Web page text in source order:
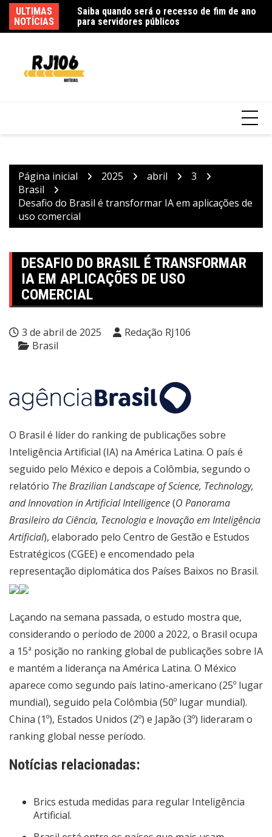
para
o
ULTIMAS
NOTÍCIAS
em SP após
Saiba quando será o recesso de fim de ano
para servidores públicos
Página inicial 2025 abril
3
Brasil
Desafio do Brasil é transformar IA em aplicações de
uso comercial
DESAFIO DO BRASIL É TRANSFORMAR
IA EM APLICAÇÕES DE USO
COMERCIAL
3 de abril de 2025
Redação RJ106
Brasil
O Brasil é líder do ranking de publicações sobre
Inteligência Artificial (IA) na América Latina. O país é
seguido pelo México e depois a Colômbia, segundo o
relatório The Brazilian Landscape of Science, Technology,
and Innovation in Artificial Intelligence(O Panorama
Brasileiro da Ciência, Tecnologia e Inovação em Inteligência
Artificial), elaborado pelo Centro de Gestão e Estudos
Estratégicos (CGEE) e encomendado pela
representação diplomática dos Países Baixos no Brasil.
Laçando na semana passada, o estudo mostra que,
considerando o período de 2000 a 2022, o Brasil ocupa
a 15ª posição no ranking global de publicações sobre IA
e mantém a liderança na América Latina. O México
aparece como segundo país latino-americano (25º lugar
mundial), seguido pela Colômbia (50º lugar mundial).
China (1º), Estados Unidos (2º) e Japão (3º) lideraram o
ranking global nesse período.
Notícias relacionadas:
Brics estuda medidas para regular Inteligência
Artificial.